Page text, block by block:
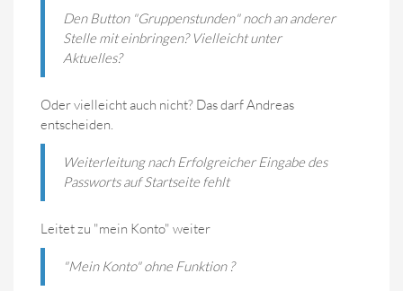
Den Button "Gruppenstunden" noch an anderer
Stelle mit einbringen? Vielleicht unter
Aktuelles?
Oder vielleicht auch nicht? Das darf Andreas
entscheiden.
Weiterleitung nach Erfolgreicher Eingabe des
Passworts auf Startseite fehlt
Leitet zu "mein Konto" weiter
"Mein Konto" ohne Funktion ?